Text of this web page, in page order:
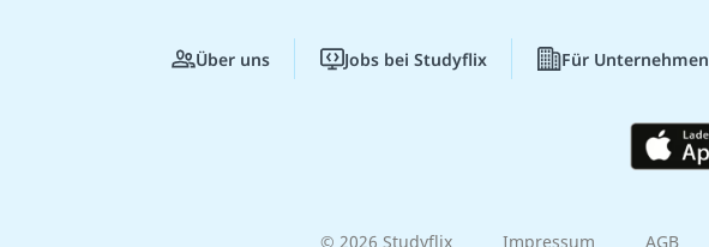
Über uns Jobs bei Studyflix Für Unternehmen
© 2026 Studyflix Impressum AGB